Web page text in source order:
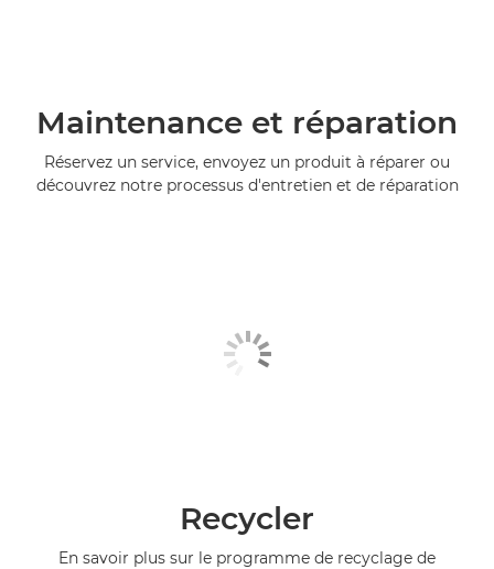
Maintenance et réparation
Réservez un service, envoyez un produit à réparer ou
découvrez notre processus d'entretien et de réparation
Recycler
En savoir plus sur le programme de recyclage de